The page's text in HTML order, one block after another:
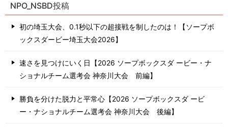
NPO_NSBD投稿
初の埼玉大会、0.1秒以下の超接戦を制したのは！【ソープボ
ックスダービー埼玉大会2026】
速さを見つけにいく日【2026 ソープボックスダ ービー・ナ
ショナルチーム選考会 神奈川⼤会 前編】
勝負を分けた脱力と平常心【2026 ソープボックスダ ービ
ー・ナショナルチーム選考会 神奈川⼤会 後編】